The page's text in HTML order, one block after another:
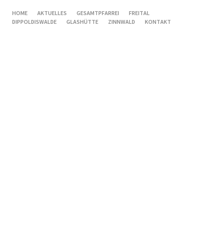
NAVIGATION
ÜBERSPRINGEN
HOME AKTUELLES GESAMTPFARREI
FREITAL
DIPPOLDISWALDE
GLASHÜTTE ZINNWALD KONTAKT